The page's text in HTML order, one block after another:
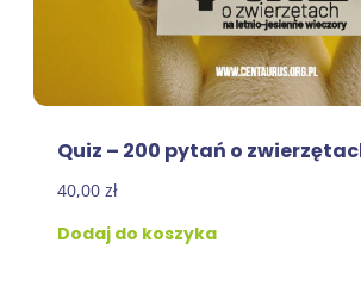
Quiz – 200 pytań o
40,00 zł
Dodaj do koszyka